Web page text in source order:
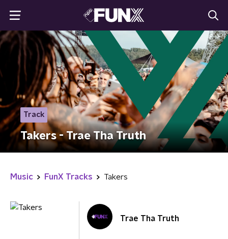
Track
Takers - Trae Tha Truth
Music FunX Tracks Takers
Trae Tha Truth